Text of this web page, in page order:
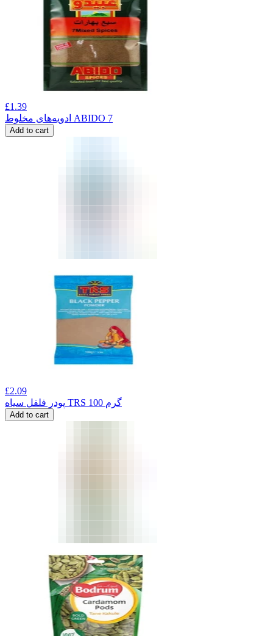
£1.39
ادویه‌های مخلوط ABIDO 7
Add to cart
£2.09
پودر فلفل سیاه TRS 100 گرم
Add to cart